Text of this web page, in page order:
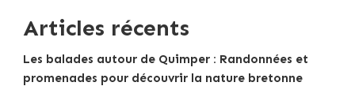
Articles récents
Les balades autour de Quimper : Randonnées et
promenades pour découvrir la nature bretonne